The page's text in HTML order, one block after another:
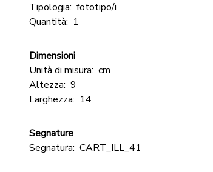
Tipologia: fototipo/i
Quantità: 1
Dimensioni
Unità di misura: cm
Altezza: 9
Larghezza: 14
Segnature
Segnatura: CART_ILL_41